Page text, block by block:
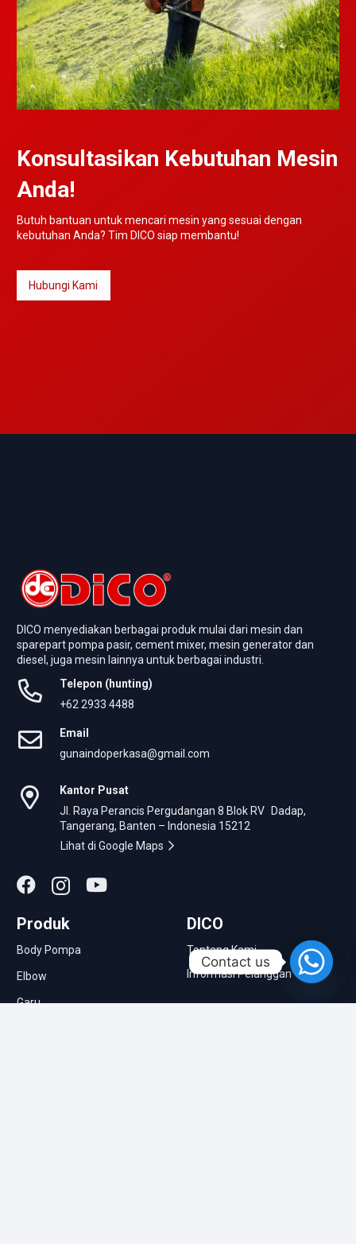
Konsultasikan Kebutuhan Mesin
Anda!
Butuh bantuan untuk mencari mesin yang sesuai dengan
kebutuhan Anda? Tim DICO siap membantu!
Hubungi Kami
DICO menyediakan berbagai produk mulai dari mesin dan
sparepart pompa pasir, cement mixer, mesin generator dan
diesel, juga mesin lainnya untuk berbagai industri.
Telepon (hunting)
+62 2933 4488
Email
gunaindoperkasa@gmail.com
Kantor Pusat
Jl. Raya Perancis Pergudangan 8 Blok RV Dadap,
Tangerang, Banten – Indonesia 15212
Lihat di Google Maps
Produk
Body Pompa
Elbow
Garu
DICO
Tentang Kami
Informasi Pelanggan
Contact us